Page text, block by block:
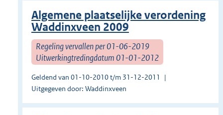
Algemene plaatselijke verordening
Waddinxveen 2009
Regeling vervallen per 01-06-2019
Uitwerkingtredingdatum 01-01-2012
Geldend van 01-10-2010 t/m 31-12-2011
Uitgegeven door: Waddinxveen